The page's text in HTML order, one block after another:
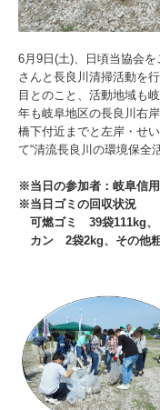
6月9日(土)、日頃当協会
さんと長良川清掃活動を
目とのこと、活動地域も
年も岐阜地区の長良川右
橋下付近までと左岸・せ
て“清流長良川の環境保全
※当日の参加者：岐阜信
※当日ゴミの回収状況
可燃ゴミ 39袋111kg、
カン 2袋2kg、その他